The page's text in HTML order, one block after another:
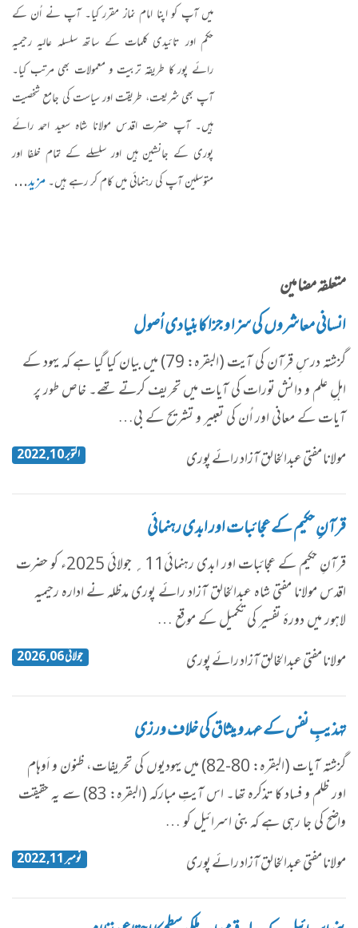
میں آپ کو اپنا امام نماز مقرر کیا۔ آپ نے اُن کے
حکم اور تائیدی کلمات کے ساتھ سلسلہ عالیہ رحیمیہ
رائے پور کا طریقہ تربیت و معمولات بھی مرتب کیا۔
آپ بھی شریعت، طریقت اور سیاست کی جامع شخصیت
ہیں۔ آپ حضرت اقدس مولانا شاہ سعید احمد رائے
پوری کے جانشین ہیں اور سلسلے کے تمام خلفا اور
متوسلین آپ کی رہنمائی میں کام کر رہے ہیں۔مزید...
متعلقہ مضامین
انسانی معاشروں کی سزا و جزا کا بنیادی اُصول
گزشتہ درسِ قرآن کی آیت (البقرہ: 79) میں بیان کیا گیا ہے کہ یہود کے
اہلِ علم و دانش تورات کی آیات میں تحریف کرتے تھے۔ خاص طور پر
آیات کے معانی اور اُن کی تعبیر و تشریح کے بی…
مولانا مفتی عبدالخالق آزاد رائے پوری
اکتوبر 10, 2022
قرآنِ حکیم کے عجائبات اور ابدی رہنمائی
​قرآنِ حکیم کے عجائبات اور ابدی رہنمائی11؍ جولائی 2025ء کو حضرت
اقدس مولانا مفتی شاہ عبدالخالق آزاد رائے پوری مدظلہ نے ادارہ رحیمیہ
لاہور میں دورۂ تفسیر کی تکمیل کے موقع …
مولانا مفتی عبدالخالق آزاد رائے پوری
جولائی 06, 2026
تہذیبِ نفس کے عہد و میثاق کی خلاف ورزی
گزشتہ آیات (البقرہ: 80-82) میں یہودیوں کی تحریفات، ظنون و اَوہام
اور ظلم و فساد کا تذکرہ تھا۔ اس آیتِ مبارکہ (البقرہ: 83) سے یہ حقیقت
واضح کی جا رہی ہے کہ بنی اسرائیل کو …
مولانا مفتی عبدالخالق آزاد رائے پوری
نومبر 11, 2022